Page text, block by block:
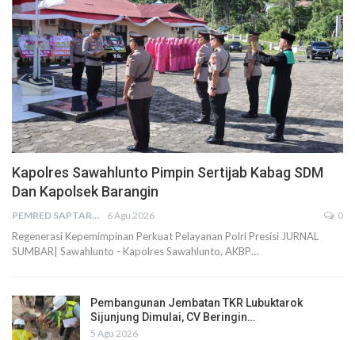
Kapolres Sawahlunto Pimpin Sertijab Kabag SDM
Dan Kapolsek Barangin
PEMRED SAPTARIUS 6 Agu 2026 0
Regenerasi Kepemimpinan Perkuat Pelayanan Polri Presisi JURNAL
SUMBAR| Sawahlunto - Kapolres Sawahlunto, AKBP…
Pembangunan Jembatan TKR Lubuktarok
Sijunjung Dimulai, CV Beringin…
5 Agu 2026